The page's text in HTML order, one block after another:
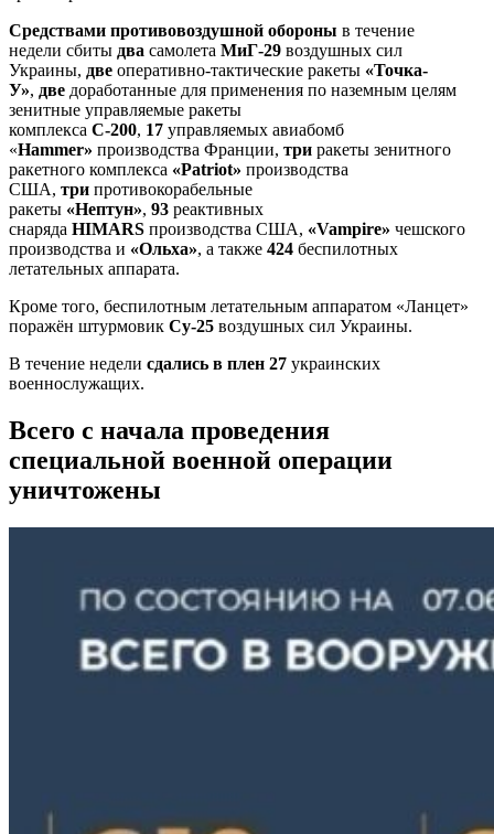
Средствами противовоздушной обороны в течение
недели сбиты два самолета МиГ-29 воздушных сил
Украины, две оперативно-тактические ракеты «Точка-
У», две доработанные для применения по наземным целям
зенитные управляемые ракеты
комплекса С-200, 17 управляемых авиабомб
«Hammer» производства Франции, три ракеты зенитного
ракетного комплекса «Patriot» производства
США, три противокорабельные
ракеты «Нептун», 93 реактивных
снаряда HIMARS производства США, «Vampire» чешского
производства и «Ольха», а также 424 беспилотных
летательных аппарата.
Кроме того, беспилотным летательным аппаратом «Ланцет»
поражён штурмовик Су-25 воздушных сил Украины.
В течение недели сдались в плен 27 украинских
военнослужащих.
Всего с начала проведения
специальной военной операции
уничтожены